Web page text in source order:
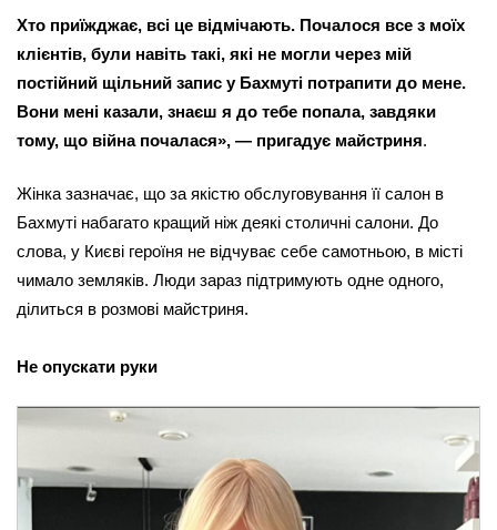
Хто приїжджає, всі це відмічають. Почалося все з моїх
клієнтів, були навіть такі, які не могли через мій
постійний щільний запис у Бахмуті потрапити до мене.
Вони мені казали, знаєш я до тебе попала, завдяки
тому, що війна почалася», — пригадує майстриня.
Жінка зазначає, що за якістю обслуговування її салон в
Бахмуті набагато кращий ніж деякі столичні салони. До
слова, у Києві героїня не відчуває себе самотньою, в місті
чимало земляків. Люди зараз підтримують одне одного,
ділиться в розмові майстриня.
Не опускати руки